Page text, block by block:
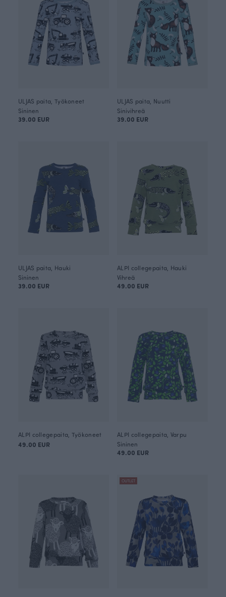
ULJAS paita, Työkoneet
Sininen
39.00 EUR
ULJAS paita, Nuutti
Sinivihreä
39.00 EUR
ULJAS paita, Hauki
Sininen
39.00 EUR
ALPI collegepaita, Hauki
Vihreä
49.00 EUR
ALPI collegepaita, Työkoneet
49.00 EUR
ALPI collegepaita, Varpu
Sininen
49.00 EUR
OUTLET